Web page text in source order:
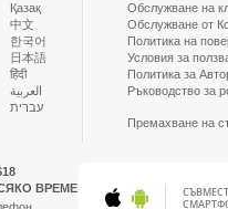
Қазақ
中文
한국어
日本語
हिंदी
العربية
עברית
Oбслужване на
Обслужване от
Политика на
Условия за
Политика за
Ръководство за
Премахване на
ВРЕМЕ